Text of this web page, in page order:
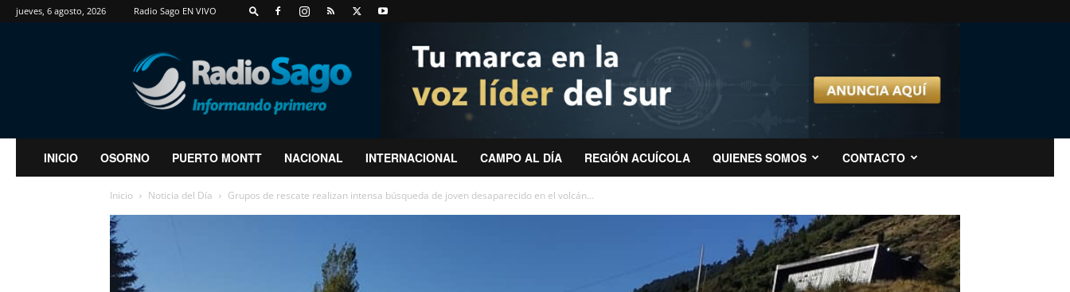
jueves, 6 agosto, 2026 Radio Sago EN VIVO
RadioSago
INICIO OSORNO PUERTO MONTT NACIONAL INTERNACIONAL CAMPO AL DÍA REGIÓN ACUÍCOLA QUIENES SOMOS CONTACTO
Inicio Noticia del Día Grupos de rescate realizan intensa búsqueda de joven desaparecido en el volcán...